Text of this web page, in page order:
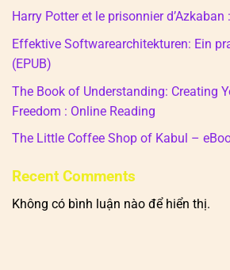
Harry Potter et le prisonnier d’Azkaban
Effektive Softwarearchitekturen: Ein
(EPUB)
The Book of Understanding: Creating
Freedom : Online Reading
The Little Coffee Shop of Kabul –
Recent Comments
Không có bình luận nào để hiển thị.